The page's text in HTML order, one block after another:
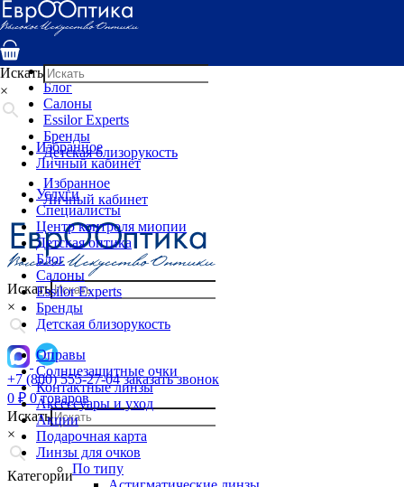
Услуги
Специалисты
Детская оптика
Блог
Салоны
Essilor Experts
Бренды
Детская близорукость
Избранное
Личный кабинет
Искать
×
+7 (800) 555-27-04 заказать звонок
0 ₽ 0 товаров
Искать
×
Категории
Искать
×
Избранное
Личный кабинет
Услуги
Специалисты
Центр контроля миопии
Детская оптика
Блог
Салоны
Essilor Experts
Бренды
Детская близорукость
Оправы
Солнцезащитные очки
Контактные линзы
Аксессуары и уход
Акции
Подарочная карта
Линзы для очков
По типу